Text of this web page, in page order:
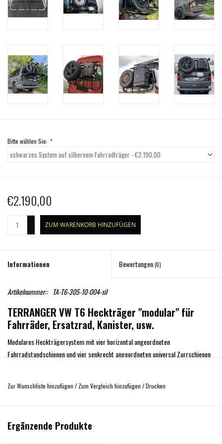
Bitte wählen Sie: *
€2.190,00
ZUM WARENKORB HINZUFÜGEN
Informationen Bewertungen(0)
Artikelnummer:: TA-T6-305-10-004-sil
TERRANGER VW T6 Heckträger "modular" für
Fahrräder, Ersatzrad, Kanister, usw.
Modulares Heckträgersystem mit vier horizontal angeordneten
Fahrradstandschienen und vier senkrecht angeordneten universal Zurrschienen
u.v.m.. Zum Verständnis sind auf einigen Abbildungen diese Module und auch ein
senkrechten Zurrschienen. Je nach Ausstattung müssen ein oder mehrere
Zur Wunschliste hinzufügen / Zum Vergleich hinzufügen /Drucken
Ergänzende Produkte